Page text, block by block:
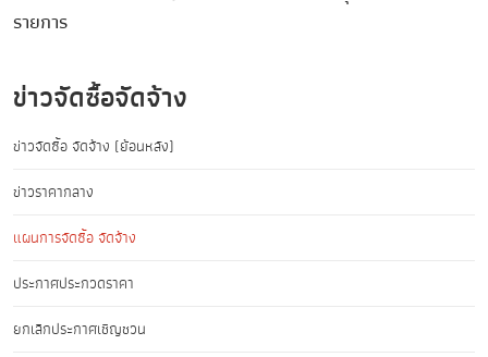
รายการ
ข่าวจัดซื้อจัดจ้าง
ข่าวจัดซื้อ จัดจ้าง (ย้อนหลัง)
ข่าวราคากลาง
แผนการจัดซื้อ จัดจ้าง
ประกาศประกวดราคา
ยกเลิกประกาศเชิญชวน